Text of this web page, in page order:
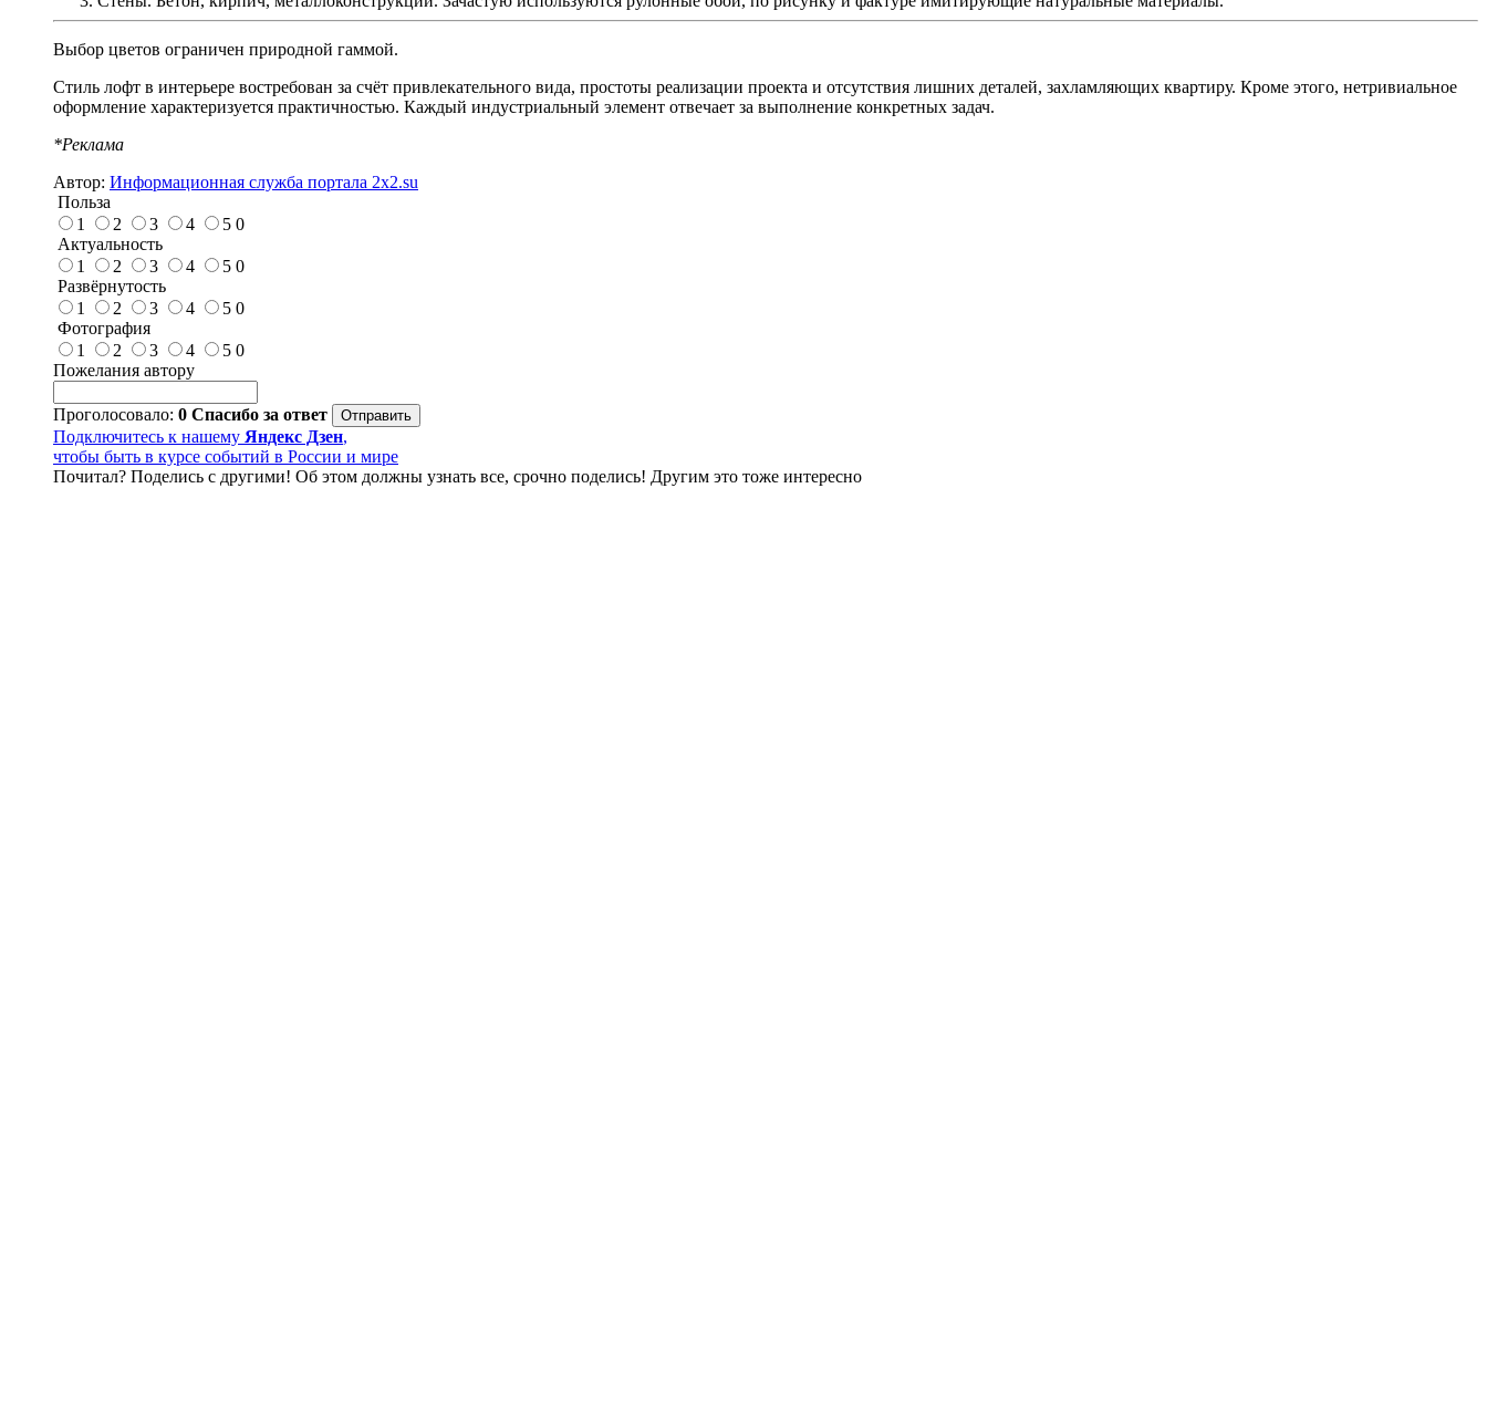
Выбор цветов ограничен природной гаммой.
Стиль лофт в интерьере востребован за счёт привлекательного вида, простоты реализации проекта и отсутствия лишних деталей, захламляющих квартиру. Кроме этого, нетривиальное
оформление характеризуется практичностью. Каждый индустриальный элемент отвечает за выполнение конкретных задач.
*Реклама
Автор: Информационная служба портала 2x2.su
Польза
1
2 3 4 5 0
Актуальность
1
2 3 4 5 0
Развёрнутость
1
2 3 4 5 0
Фотография
1
2 3 4 5 0
Пожелания автору
Проголосовало: 0 Спасибо за ответ
Подключитесь к нашему Яндекс Дзен,
чтобы быть в курсе событий в России и мире
Почитал? Поделись с другими! Об этом должны узнать все, срочно поделись! Другим это тоже интересно